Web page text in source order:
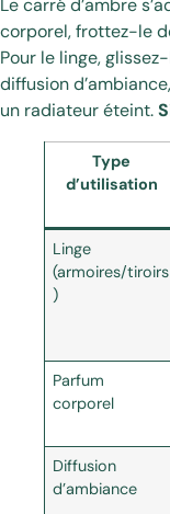
corporel, frottez-le
Pour le linge,
diffusion
un radiateur éteint.
Type
d’utilisation
Linge
(armoires/tiroirs
)
Parfum
corporel
Diffusion
d’ambiance